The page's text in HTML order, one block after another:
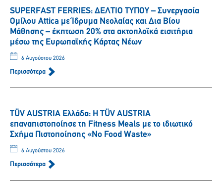
SUPERFAST FERRIES: ΔΕΛΤΙΟ ΤΥΠΟΥ – Συνεργασία
Ομίλου Attica με Ίδρυμα Νεολαίας και Δια Βίου
Μάθησης – έκπτωση 20% στα ακτοπλοϊκά εισιτήρια
μέσω της Ευρωπαϊκής Κάρτας Νέων
6 Αυγούστου 2026
Περισσότερα
TÜV AUSTRIA Ελλάδα: Η TÜV AUSTRIA
επαναπιστοποίησε τη Fitness Meals με το ιδιωτικό
Σχήμα Πιστοποίησης «No Food Waste»
6 Αυγούστου 2026
Περισσότερα